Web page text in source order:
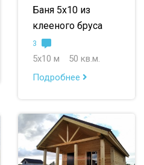
Баня 5х10 из
клееного бруса
3
5х10 м
50 кв.м.
Подробнее